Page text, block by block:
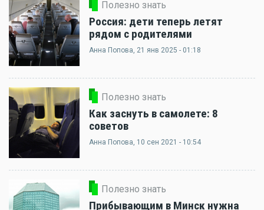
Полезно знать
Россия: дети теперь летят
рядом с родителями
Анна Попова, 21 янв 2025 - 01:18
Полезно знать
Как заснуть в самолете: 8
советов
Анна Попова, 10 сен 2021 - 10:54
Полезно знать
Прибывающим в Минск нужна